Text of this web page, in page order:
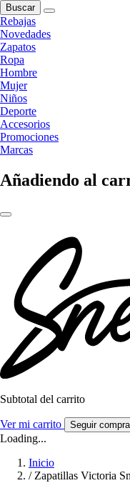
Buscar
Rebajas
Novedades
Zapatos
Ropa
Hombre
Mujer
Niños
Deporte
Accesorios
Promociones
Marcas
Añadiendo al
Subtotal del carrito
Ver mi carrito Seguir
Loading...
Inicio
/ Zapatillas Victoria